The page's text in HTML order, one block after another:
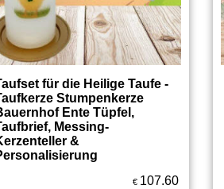
für die Heilige Taufe -
Stumpenkerze
Ente Tüpfel,
Messing-
&
€ 107.60